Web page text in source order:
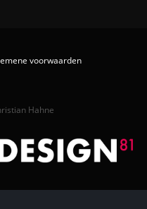
voorwaarden
Hahne